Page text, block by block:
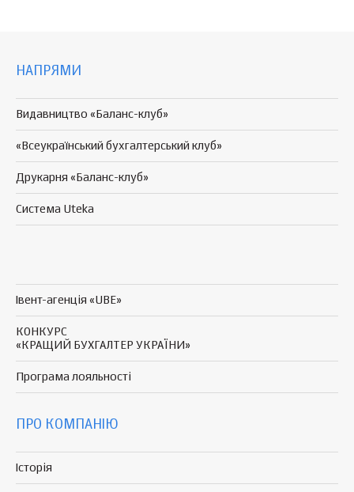
НАПРЯМИ
Видавництво «Баланс-клуб»
«Всеукраїнський бухгалтерський клуб»
Друкарня «Баланс-клуб»
Система Uteka
Івент-агенція «UBE»
КОНКУРС
«КРАЩИЙ БУХГАЛТЕР УКРАЇНИ»
Програма лояльності
ПРО КОМПАНІЮ
Історія